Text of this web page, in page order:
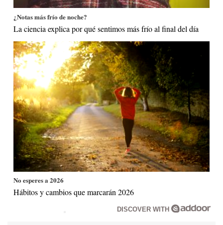
¿Notas más frío de noche?
La ciencia explica por qué sentimos más frío al final del día
No esperes a 2026
Hábitos y cambios que marcarán 2026
DISCOVER WITH